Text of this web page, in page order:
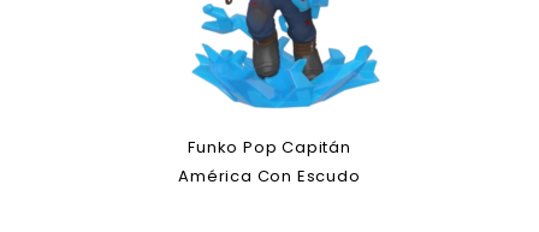
Funko Pop Capitán
América Con Escudo